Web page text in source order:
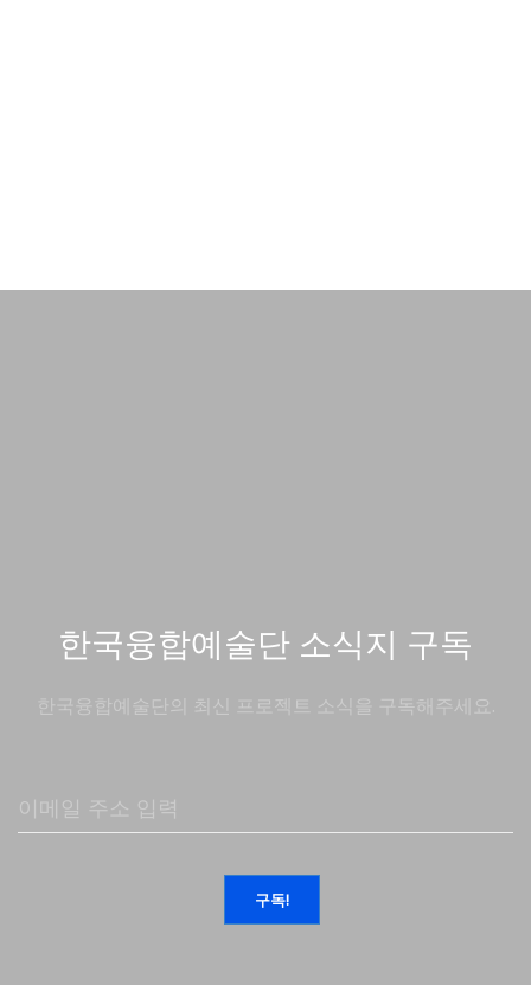
한국융합예술단 소식지 구독
한국융합예술단의 최신 프로젝트 소식을 구독해주세요.